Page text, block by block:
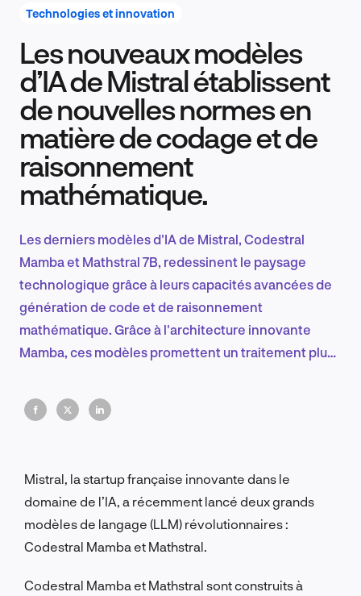
Recherche et conception produit
Tendances sectorielles
FR
Technologies et innovation
Les nouveaux modèles
d’IA de Mistral établissent
de nouvelles normes en
matière de codage et de
raisonnement
mathématique.
Les derniers modèles d'IA de Mistral, Codestral
Mamba et Mathstral 7B, redessinent le paysage
technologique grâce à leurs capacités avancées de
génération de code et de raisonnement
mathématique. Grâce à l'architecture innovante
Mamba, ces modèles promettent un traitement plus
performances de l'IA.
Mistral, la startup française innovante dans le
domaine de l’IA, a récemment lancé deux grands
modèles de langage (LLM) révolutionnaires :
Codestral Mamba et Mathstral.
Codestral Mamba et Mathstral sont construits à